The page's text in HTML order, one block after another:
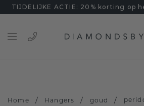
TIJDELIJKE ACTIE: 20% korting op
Home / Hangers / goud /